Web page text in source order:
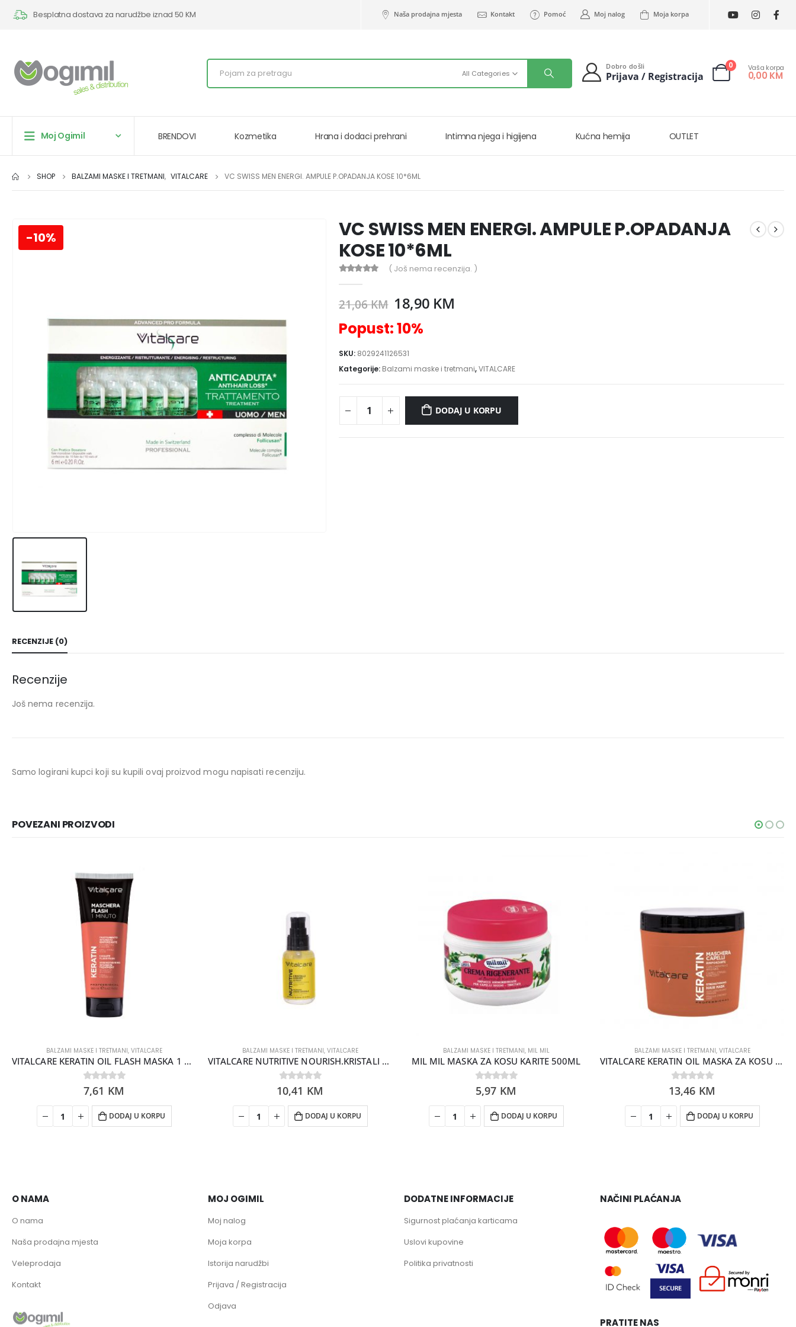
Besplatna dostava za narudžbe iznad 50 KM Naša prodajna mjesta Kontakt Pomoć Moj nalog Moja korpa
All Categories
Dobro došli
Prijava / Registracija
0 Vaša korpa
0,00 KM
Moj Ogimil BRENDOVI Kozmetika Hrana i dodaci prehrani Intimna njega i higijena Kućna hemija OUTLET
SHOP BALZAMI MASKE I TRETMANI, VITALCARE VC SWISS MEN ENERGI. AMPULE P.OPADANJA KOSE 10*6ML
-10%
VC SWISS MEN ENERGI. AMPULE P.OPADANJA
KOSE 10*6ML
( Još nema recenzija. )
21,06KM 18,90 KM
Popust: 10%
SKU: 8029241126531
Kategorije: Balzami maske i tretmani,VITALCARE
DODAJ U KORPU
RECENZIJE (0)
Recenzije
Još nema recenzija.
Samo logirani kupci koji su kupili ovaj proizvod mogu napisati recenziju.
POVEZANI PROIZVODI
BALZAMI MASKE I TRETMANI, VITALCARE
VITALCARE KERATIN OIL FLASH MASKA 1 MINUT 190ML
0out of 5
7,61 KM
DODAJ U KORPU
BALZAMI MASKE I TRETMANI, VITALCARE
VITALCARE NUTRITIVE NOURISH.KRISTALI ZA KOSU 50ML
0out of 5
10,41 KM
DODAJ U KORPU
BALZAMI MASKE I TRETMANI, MIL MIL
MIL MIL MASKA ZA KOSU KARITE 500ML
0out of 5
5,97 KM
DODAJ U KORPU
BALZAMI MASKE I TRETMANI, VITALCARE
VITALCARE KERATIN OIL MASKA ZA KOSU 500ML
0out of 5
13,46 KM
DODAJ U KORPU
O NAMA
O nama
Naša prodajna mjesta
Veleprodaja
Kontakt
MOJ OGIMIL
Moj nalog
Moja korpa
Istorija narudžbi
Prijava / Registracija
Odjava
DODATNE INFORMACIJE
Sigurnost plaćanja karticama
Uslovi kupovine
Politika privatnosti
NAČINI PLAĆANJA
PRATITE NAS